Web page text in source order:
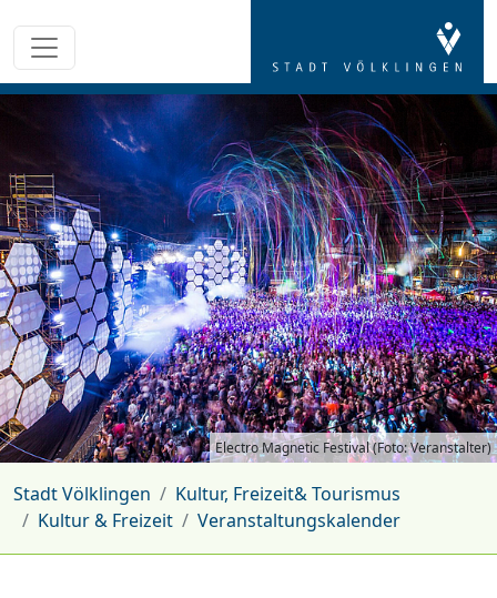
Electro Magnetic Festival (Foto: Veranstalter)
Stadt Völklingen
Kultur, Freizeit& Tourismus
Kultur & Freizeit
Veranstaltungskalender